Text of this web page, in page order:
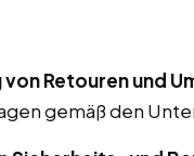
Retouren und
gemäß den